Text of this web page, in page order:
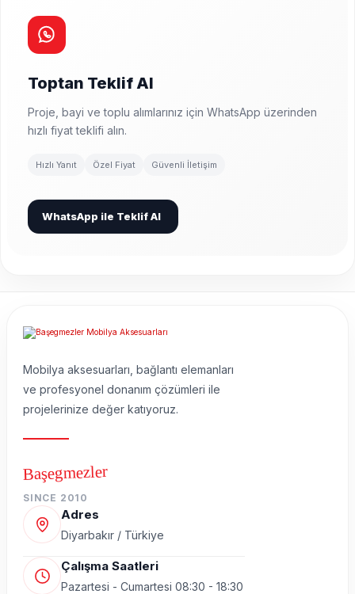
Toptan Teklif Al
Proje, bayi ve toplu alımlarınız için WhatsApp üzerinden
hızlı fiyat teklifi alın.
Hızlı Yanıt Özel Fiyat Güvenli İletişim
WhatsApp ile Teklif Al
Mobilya aksesuarları, bağlantı elemanları
ve profesyonel donanım çözümleri ile
projelerinize değer katıyoruz.
Başegmezler
SINCE 2010
Adres
Diyarbakır / Türkiye
Çalışma Saatleri
Pazartesi - Cumartesi 08:30 - 18:30